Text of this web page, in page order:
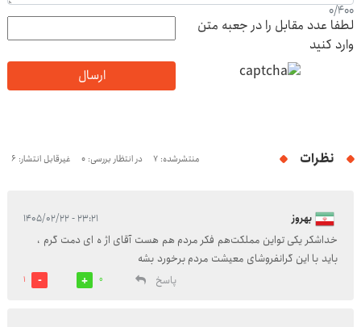
0/400
لطفا عدد مقابل را در جعبه متن
وارد کنید
ارسال
نظرات منتشرشده: 7 در انتظار بررسی: 0 غیرقابل انتشار: 6
بهروز ۲۳:۲۱ - ۱۴۰۵/۰۲/۲۲
خداشکر یکی تو‌این مملکت‌هم فکر مردم هم هست آقای اژ ه ای دمت گرم ،
باید با این گرانفروشای معیشت مردم برخورد بشه
پاسخ
0
1